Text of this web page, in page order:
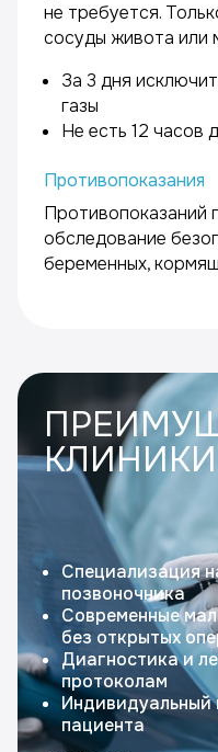
не требуется.
сосуды живота или
За 3 дня
газы
Не есть 12 часов
Противопоказания
Противопоказаний
обследование
беременных,
КЛИНИКИ
Специализация
позвоночника
Современные
без открытых
Диагностика и
протоколам
пациента